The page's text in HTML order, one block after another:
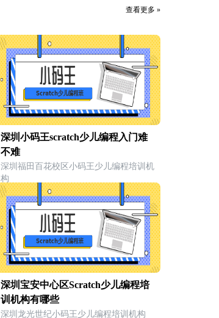
查看更多 »
深圳小码王scratch少儿编程入门难
不难
深圳福田百花校区小码王少儿编程培训机
构
深圳宝安中心区Scratch少儿编程培
训机构有哪些
深圳龙光世纪小码王少儿编程培训机构